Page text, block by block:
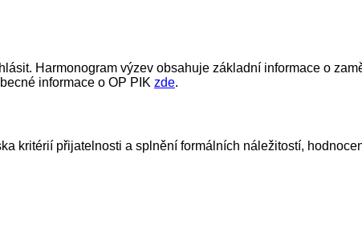
Harmonogram výzev obsahuje základní informace o
informace o OP PIK zde.
kritérií přijatelnosti a splnění formálních náležitostí,